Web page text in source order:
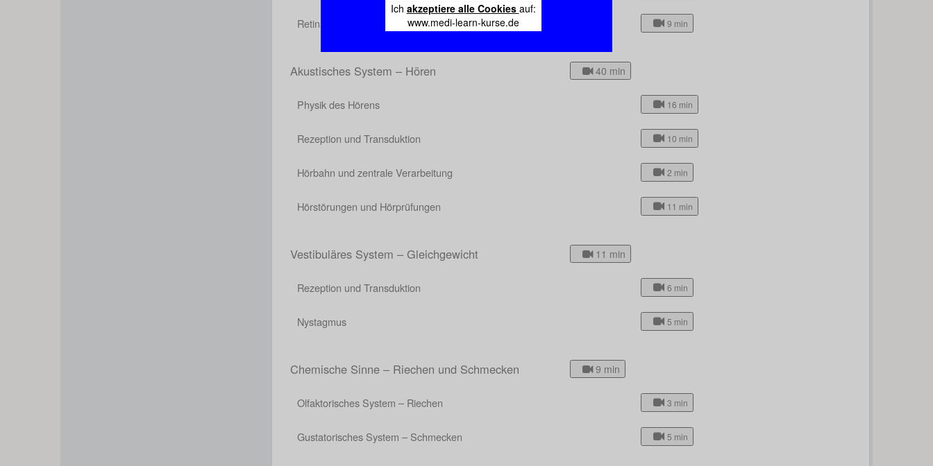
Ich akzeptiere alle Cookies auf:
www.medi-learn-kurse.de
Retinale und zentrale Verarbeitung 9 min
Akustisches System – Hören 40 min
Physik des Hörens 16 min
Rezeption und Transduktion 10 min
Hörbahn und zentrale Verarbeitung 2 min
Hörstörungen und Hörprüfungen 11 min
Vestibuläres System – Gleichgewicht 11 min
Rezeption und Transduktion 6 min
Nystagmus 5 min
Chemische Sinne – Riechen und Schmecken 9 min
Olfaktorisches System – Riechen 3 min
Gustatorisches System – Schmecken 5 min